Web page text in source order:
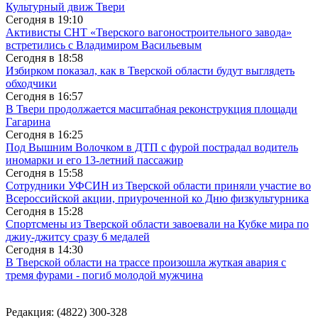
Культурный движ Твери
Сегодня в 19:10
Активисты СНТ «Тверского вагоностроительного завода»
встретились с Владимиром Васильевым
Сегодня в 18:58
Избирком показал, как в Тверской области будут выглядеть
обходчики
Сегодня в 16:57
В Твери продолжается масштабная реконструкция площади
Гагарина
Сегодня в 16:25
Под Вышним Волочком в ДТП с фурой пострадал водитель
иномарки и его 13-летний пассажир
Сегодня в 15:58
Сотрудники УФСИН из Тверской области приняли участие во
Всероссийской акции, приуроченной ко Дню физкультурника
Сегодня в 15:28
Спортсмены из Тверской области завоевали на Кубке мира по
джиу-джитсу сразу 6 медалей
Сегодня в 14:30
В Тверской области на трассе произошла жуткая авария с
тремя фурами - погиб молодой мужчина
Редакция: (4822) 300-328